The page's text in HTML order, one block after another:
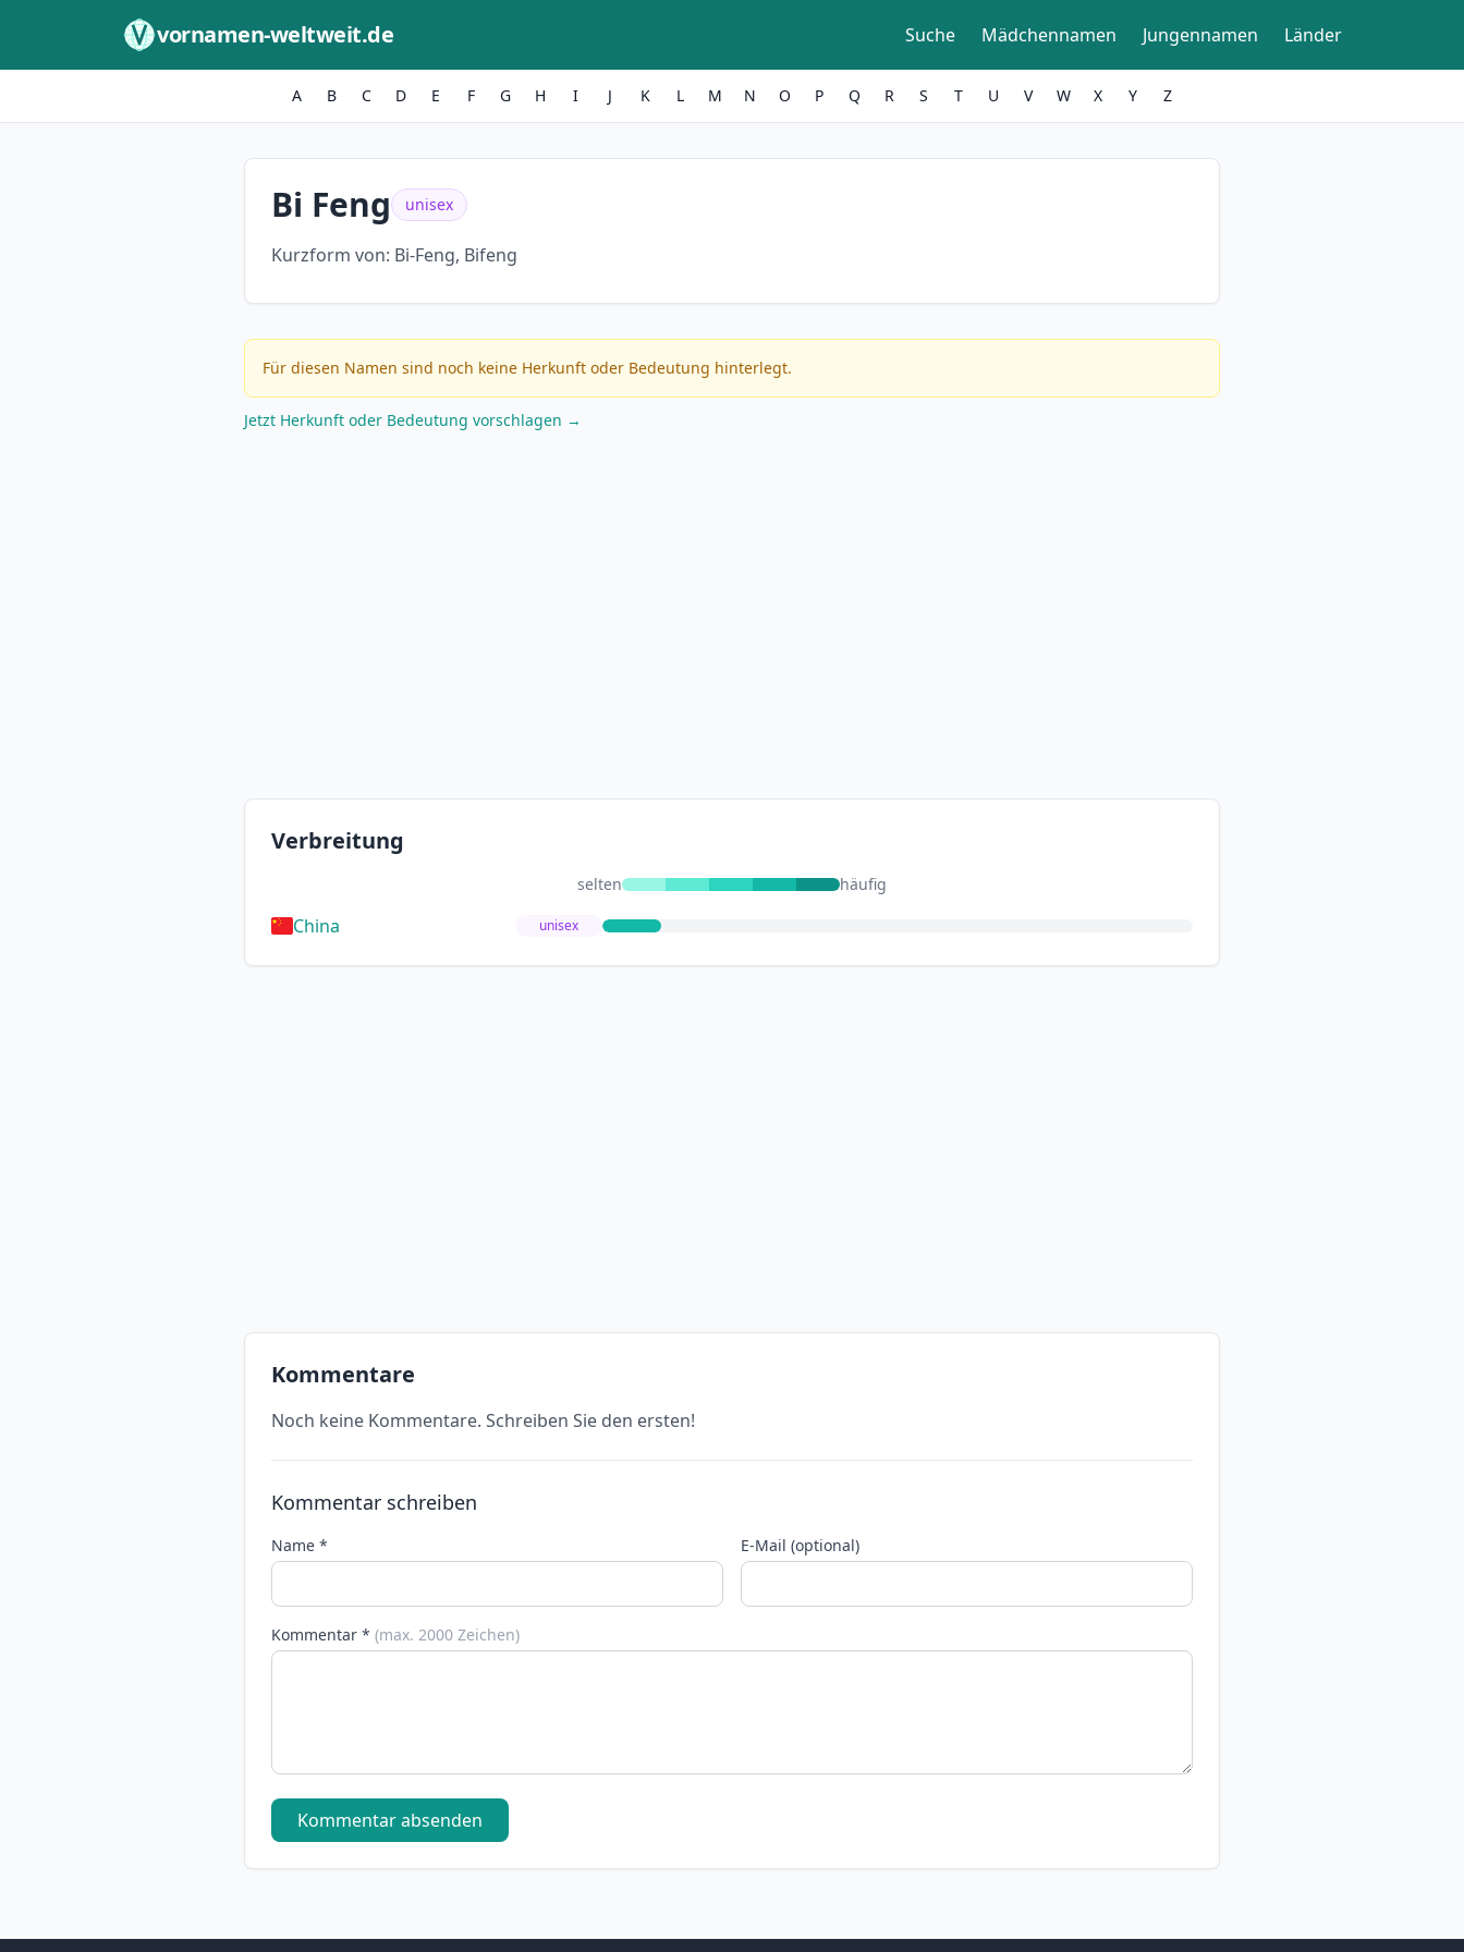
vornamen-weltweit.de Suche Mädchennamen Jungennamen Länder
A B C D E F G H I J K L M N O P Q R S T U V W X Y Z
Bi Feng unisex
Kurzform von: Bi-Feng, Bifeng
Für diesen Namen sind noch keine Herkunft oder Bedeutung hinterlegt.
Jetzt Herkunft oder Bedeutung vorschlagen →
Verbreitung
selten häufig
China unisex
Kommentare
Noch keine Kommentare. Schreiben Sie den ersten!
Kommentar schreiben
Name * E-Mail (optional)
Kommentar * (max. 2000 Zeichen)
Kommentar absenden